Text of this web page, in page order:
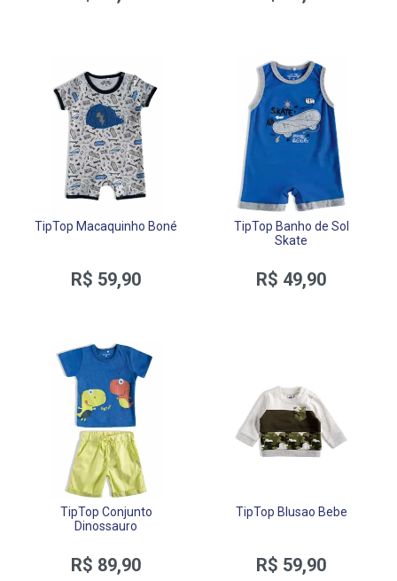
TipTop Macaquinho Boné
R$ 59,90
TipTop Banho de Sol
Skate
R$ 49,90
TipTop Conjunto
Dinossauro
R$ 89,90
TipTop Blusao Bebe
R$ 59,90